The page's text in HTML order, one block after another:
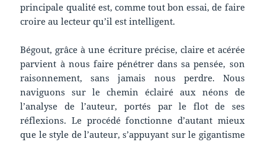
principale qualité est, comme tout bon essai, de faire
croire au lecteur qu’il est intelligent.
Bégout, grâce à une écriture précise, claire et acérée
parvient à nous faire pénétrer dans sa pensée, son
raisonnement, sans jamais nous perdre. Nous
naviguons sur le chemin éclairé aux néons de
l’analyse de l’auteur, portés par le flot de ses
réflexions. Le procédé fonctionne d’autant mieux
que le style de l’auteur, s’appuyant sur le gigantisme